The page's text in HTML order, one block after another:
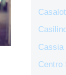
Cassia
Centro